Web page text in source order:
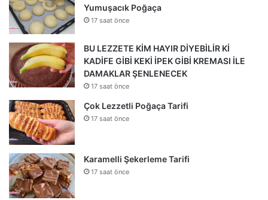
Yumuşacık Poğaça
17 saat önce
BU LEZZETE KİM HAYIR DİYEBİLİR Kİ
KADİFE GİBİ KEKİ İPEK GİBİ KREMASI İLE
DAMAKLAR ŞENLENECEK
17 saat önce
Çok Lezzetli Poğaça Tarifi
17 saat önce
Karamelli Şekerleme Tarifi
17 saat önce